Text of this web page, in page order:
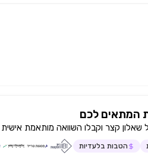
המתאים לכם
שאלון קצר וקבלו השוואה מותאמת
הטבות בלעדיות